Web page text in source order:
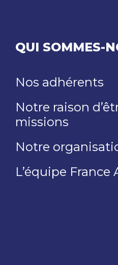
QUI SOMMES-
Nos adhérents
Notre raison
missions
Notre
L’équipe France